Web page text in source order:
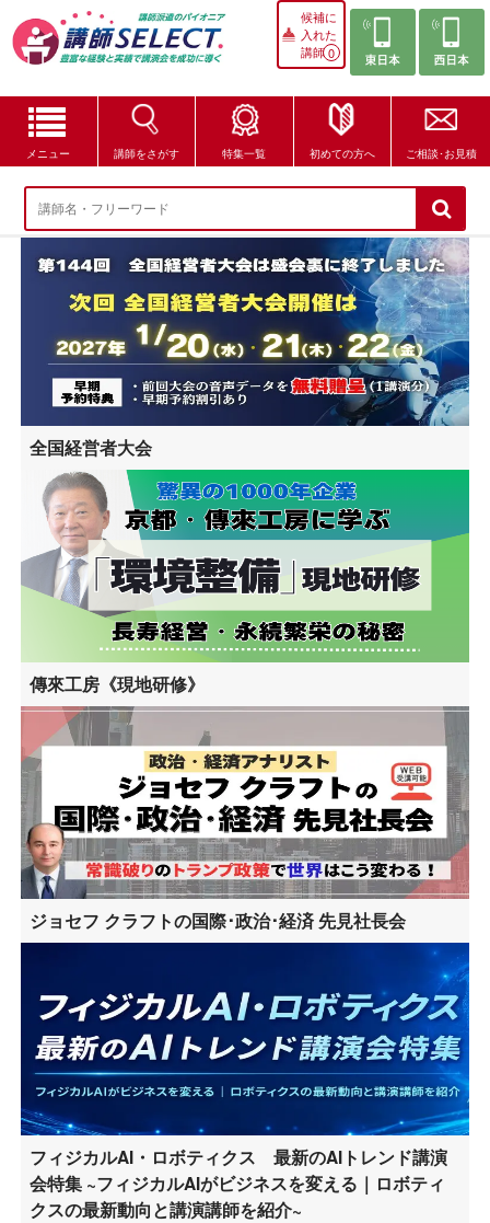
候補に
入れた
講師0
メニュー 講師をさがす 特集一覧 初めての方へ ご相談･お見積
講師をさがす
特集一覧
講師セレクトが選ばれる理由
ブログ・コラム
はじめての方へ
ご相談・お見積
全国経営者大会
傳來工房《現地研修》
ジョセフ クラフトの国際･政治･経済 先見社長会
フィジカルAI・ロボティクス 最新のAIトレンド講演
会特集 ~フィジカルAIがビジネスを変える｜ロボティ
クスの最新動向と講演講師を紹介~